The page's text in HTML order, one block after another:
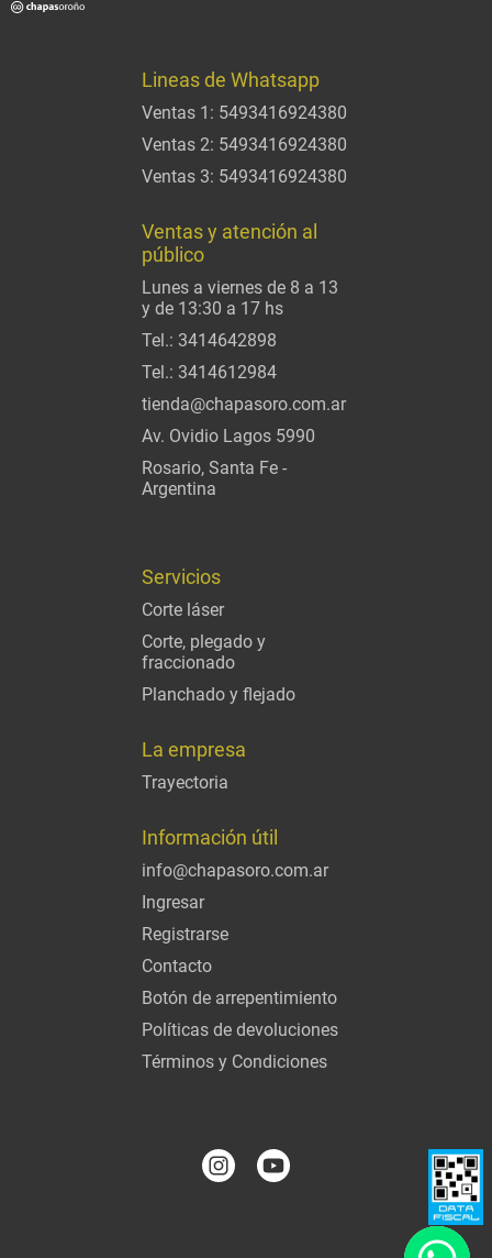
Lineas de Whatsapp
Ventas 1: 5493416924380
Ventas 2: 5493416924380
Ventas 3: 5493416924380
Ventas y atención al
público
Lunes a viernes de 8 a 13
y de 13:30 a 17 hs
Tel.: 3414642898
Tel.: 3414612984
tienda@chapasoro.com.ar
Av. Ovidio Lagos 5990
Rosario, Santa Fe -
Argentina
Servicios
Corte láser
Corte, plegado y
fraccionado
Planchado y flejado
La empresa
Trayectoria
Información útil
info@chapasoro.com.ar
Ingresar
Registrarse
Contacto
Botón de arrepentimiento
Políticas de devoluciones
Términos y Condiciones